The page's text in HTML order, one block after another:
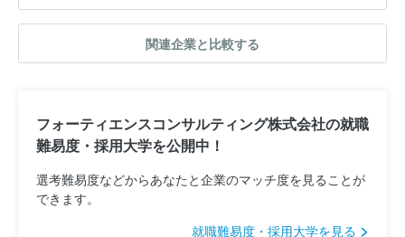
関連企業と比較する
フォーティエンスコンサルティング株式会社の就職
難易度・採用大学を公開中！
選考難易度などからあなたと企業のマッチ度を見ることが
できます。
就職難易度・採用大学を見る